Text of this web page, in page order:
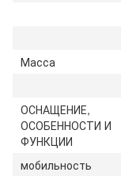
Масса
ОСНАЩЕНИЕ,
ОСОБЕННОСТИ И
ФУНКЦИИ
мобильность